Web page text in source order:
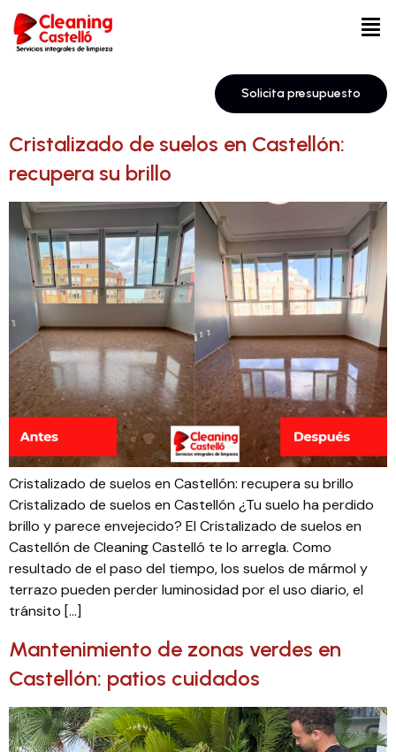
Solicita presupuesto
Cristalizado de suelos en Castellón:
recupera su brillo
Cristalizado de suelos en Castellón: recupera su brillo
Cristalizado de suelos en Castellón ¿Tu suelo ha perdido
brillo y parece envejecido? El Cristalizado de suelos en
Castellón de Cleaning Castelló te lo arregla. Como
resultado de el paso del tiempo, los suelos de mármol y
terrazo pueden perder luminosidad por el uso diario, el
tránsito […]
Mantenimiento de zonas verdes en
Castellón: patios cuidados